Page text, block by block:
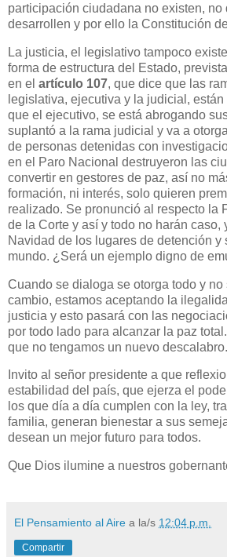
participación ciudadana no existen, no
desarrollen y por ello la Constitución
La justicia, el legislativo tampoco
forma de estructura del Estado,
en el artículo 107, que dice que las
legislativa, ejecutiva y la judicial,
que el ejecutivo, se está abrogando
suplantó a la rama judicial y va a
de personas detenidas con
en el Paro Nacional destruyeron las
convertir en gestores de paz, así no
formación, ni interés, solo quieren
realizado. Se pronunció al respecto la
de la Corte y así y todo no harán caso,
Navidad de los lugares de detención y
mundo. ¿Será un ejemplo digno de
Cuando se dialoga se otorga todo y no
cambio, estamos aceptando la
justicia y esto pasará con las
por todo lado para alcanzar la paz
que no tengamos un nuevo descalabro.
Invito al señor presidente a que
estabilidad del país, que ejerza el
los que día a día cumplen con la ley,
familia, generan bienestar a sus
desean un mejor futuro para todos.
Que Dios ilumine a nuestros
El Pensamiento al Aire a la/s 12:04 p.m.
Compartir